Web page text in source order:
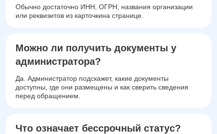
Обычно достаточно ИНН, ОГРН, названия организации
или реквизитов из карточкина странице.
Можно ли получить документы у
администратора?
Да. Администратор подскажет, какие документы
доступны, где они размещены и как сверить сведения
перед обращением.
Что означает бессрочный статус?